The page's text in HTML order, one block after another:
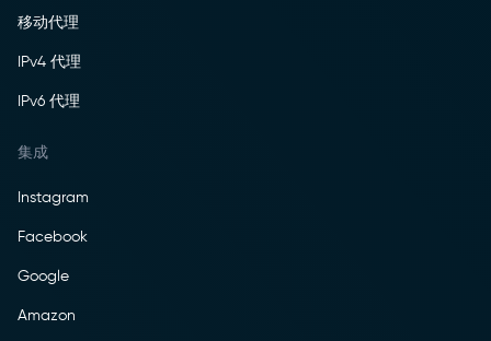
移动代理
IPv4 代理
IPv6 代理
集成
Instagram
Facebook
Google
Amazon